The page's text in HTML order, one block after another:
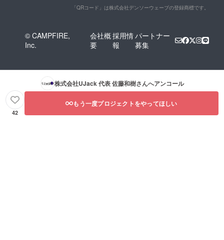
「QRコード」は株式会社デンソーウェーブの登録商標です。
© CAMPFIRE,
Inc.
会社概
要
採用情
報
パートナー
募集
株式会社UJack 代表 佐藤和樹さんへアンコール
42
もう一度プロジェクトをやってほしい